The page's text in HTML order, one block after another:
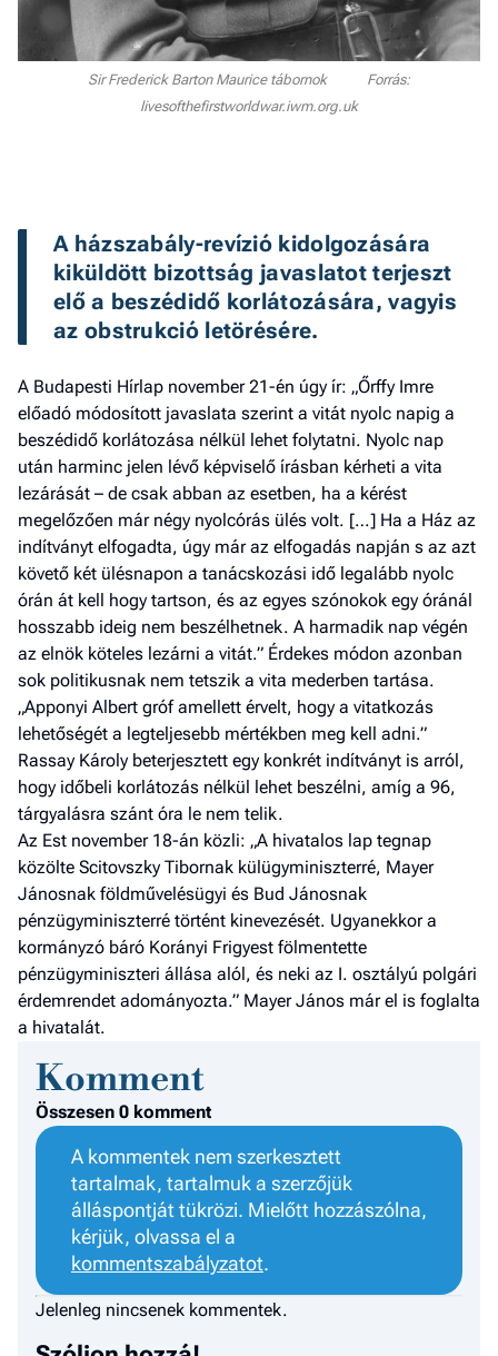
Sir Frederick Barton Maurice tábornok Forrás:
livesofthefirstworldwar.iwm.org.uk
A házszabály-revízió kidolgozására
kiküldött bizottság javaslatot terjeszt
elő a beszédidő korlátozására, vagyis
az obstrukció letörésé­re.
A Budapesti Hírlap november 21-én úgy ír: „Őrffy Imre
előadó módosított javaslata szerint a vitát nyolc napig a
beszédidő korlátozása nélkül lehet folytatni. Nyolc nap
után harminc jelen lévő képviselő írásban kérheti a vita
lezárását – de csak abban az esetben, ha a kérést
megelőzően már négy nyolcórás ülés volt. […] Ha a Ház az
indítványt elfogadta, úgy már az elfogadás napján s az azt
követő két ülésnapon a tanácskozási idő legalább nyolc
órán át kell hogy tartson, és az egyes szónokok egy óránál
hosszabb ideig nem beszélhetnek. A harmadik nap végén
az elnök köteles lezárni a vitát.” Érdekes módon azonban
sok politikusnak nem tetszik a vita mederben tartása.
„Apponyi Albert gróf amellett érvelt, hogy a vitatkozás
lehetőségét a legteljesebb mértékben meg kell adni.”
Rassay Károly beterjesztett egy konkrét indítványt is arról,
hogy időbeli korlátozás nélkül lehet beszélni, amíg a 96,
tárgyalásra szánt óra le nem telik.
Az Est november 18-án közli: „A hivatalos lap tegnap
közölte Scitovszky Tibornak külügyminiszterré, Mayer
Jánosnak földművelésügyi és Bud Jánosnak
pénzügyminiszterré történt kinevezését. Ugyanekkor a
kormányzó báró Korányi Frigyest fölmentette
pénzügyminiszteri állása alól, és neki az I. osztályú polgári
érdemrendet adományozta.” Mayer János már el is foglalta
a hivatalát.
Komment
Összesen 0 komment
A kommentek nem szerkesztett
tartalmak, tartalmuk a szerzőjük
álláspontját tükrözi. Mielőtt hozzászólna,
kérjük, olvassa el a
kommentszabályzatot.
Jelenleg nincsenek kommentek.